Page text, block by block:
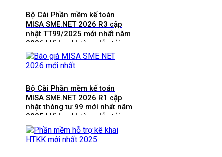
Bộ Cài Phần mềm kế toán
MISA SME.NET 2026 R3 cập
nhật TT99/2025 mới nhất năm
2026 | Video Hướng dẫn tải
Download cài đặt
Bộ Cài Phần mềm kế toán
MISA SME.NET 2026 R1 cập
nhật thông tư 99 mới nhất năm
2025 | Video Hướng dẫn tải
Download cài đặt